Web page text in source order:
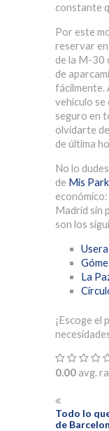
constante
Por este
reservar
de la M-30
de
fácilmente.
vehículo
seguro en
olvidarte
de última
No lo
de Mis
Madrid sin
son los
Usera
La
¡Escoge el
0.00 avg.
Todo lo
de